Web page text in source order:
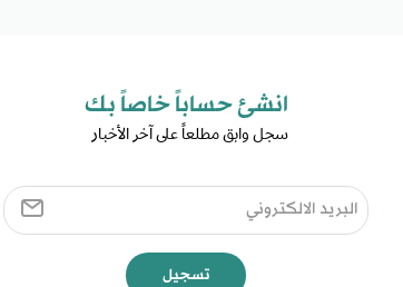
انشئ حساباً خاصاً بك​
سجل وابق مطلعاً على آخر الأخبار ​
تسجيل